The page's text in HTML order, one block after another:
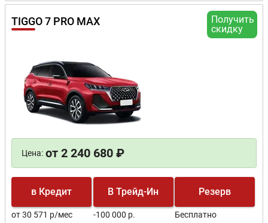
Получить
скидку
TIGGO 7 PRO MAX
Цена: от 2 240 680 ₽
в Кредит
от 30 571 р/мес
В Трейд-Ин
-100 000 р.
Резерв
Бесплатно